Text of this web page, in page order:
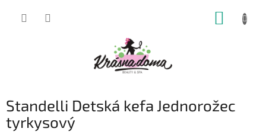
Standelli Detská kefa Jednorožec
tyrkysový